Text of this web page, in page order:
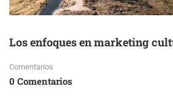
Los enfoques en marketing
Comentarios
0 Comentarios